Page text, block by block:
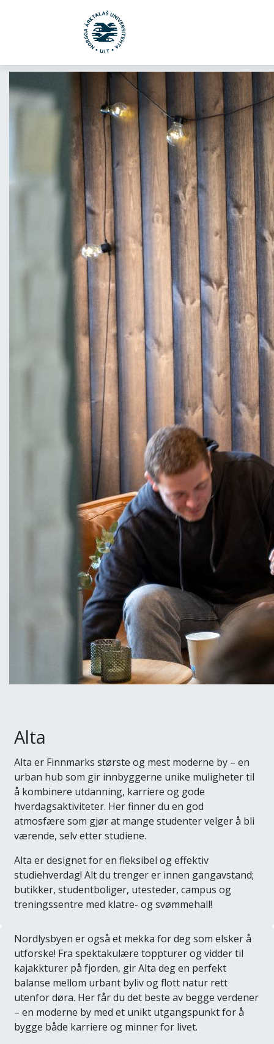
Gå til hovedinnhold
UiT Campuses
Alta
Alta er Finnmarks største og mest moderne by – en
urban hub som gir innbyggerne unike muligheter til
å kombinere utdanning, karriere og gode
hverdagsaktiviteter. Her finner du en god
atmosfære som gjør at mange studenter velger å bli
værende, selv etter studiene.
Alta er designet for en fleksibel og effektiv
studiehverdag! Alt du trenger er innen gangavstand;
butikker, studentboliger, utesteder, campus og
treningssentre med klatre- og svømmehall!
Nordlysbyen er også et mekka for deg som elsker å
utforske! Fra spektakulære toppturer og vidder til
kajakkturer på fjorden, gir Alta deg en perfekt
balanse mellom urbant byliv og flott natur rett
utenfor døra. Her får du det beste av begge verdener
– en moderne by med et unikt utgangspunkt for å
bygge både karriere og minner for livet.